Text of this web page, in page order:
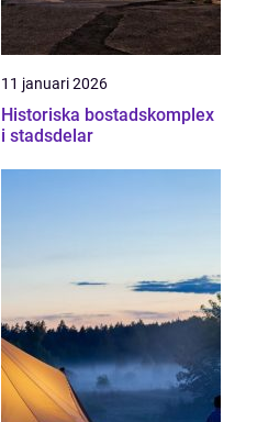
11 januari 2026
Historiska bostadskomplex
i stadsdelar